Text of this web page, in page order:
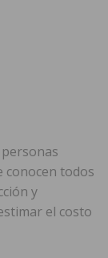
conocen todos
y
el costo